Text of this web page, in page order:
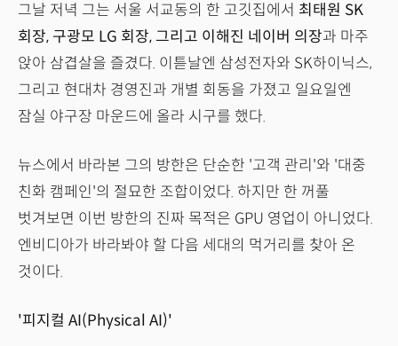
그날 저녁 그는 서울 서교동의 한 고깃집에서 최태원 SK
회장, 구광모 LG 회장, 그리고 이해진 네이버 의장과 마주
앉아 삼겹살을 즐겼다. 이튿날엔 삼성전자와 SK하이닉스,
그리고 현대차 경영진과 개별 회동을 가졌고 일요일엔
잠실 야구장 마운드에 올라 시구를 했다.
뉴스에서 바라본 그의 방한은 단순한 '고객 관리'와 '대중
친화 캠페인'의 절묘한 조합이었다. 하지만 한 꺼풀
벗겨보면 이번 방한의 진짜 목적은 GPU 영업이 아니었다.
엔비디아가 바라봐야 할 다음 세대의 먹거리를 찾아 온
것이다.
'피지컬 AI(Physical AI)'